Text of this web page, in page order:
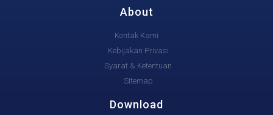
About
Kontak Kami
Kebijakan Privasi
Syarat & Ketentuan
Sitemap
Download